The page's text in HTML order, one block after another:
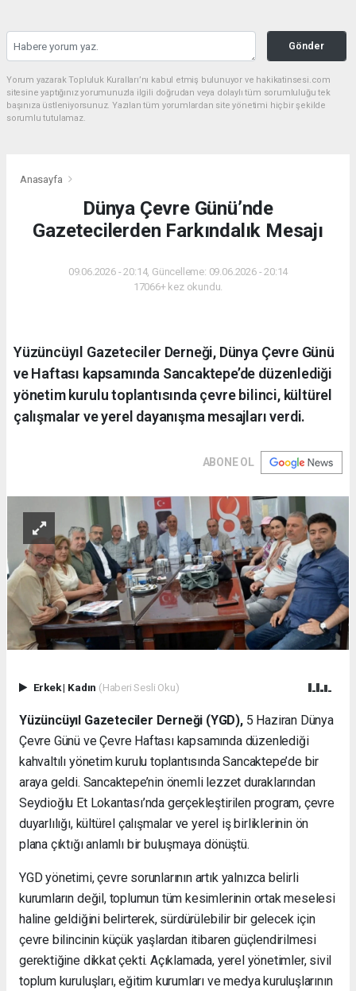
Gönder
Yorum yazarak Topluluk Kuralları’nı kabul etmiş bulunuyor ve hakikatinsesi.com
sitesine yaptığınız yorumunuzla ilgili doğrudan veya dolaylı tüm sorumluluğu tek
başınıza üstleniyorsunuz. Yazılan tüm yorumlardan site yönetimi hiçbir şekilde
sorumlu tutulamaz.
Anasayfa
Dünya Çevre Günü’nde
Gazetecilerden Farkındalık Mesajı
09.06.2026 - 20:14, Güncelleme: 09.06.2026 - 20:14
17066+ kez okundu.
Yüzüncüyıl Gazeteciler Derneği, Dünya Çevre Günü
ve Haftası kapsamında Sancaktepe’de düzenlediği
yönetim kurulu toplantısında çevre bilinci, kültürel
çalışmalar ve yerel dayanışma mesajları verdi.
ABONE OL
Erkek| Kadın (Haberi Sesli Oku)
Yüzüncüyıl Gazeteciler Derneği (YGD),5 Haziran Dünya
Çevre Günü ve Çevre Haftası kapsamında düzenlediği
kahvaltılı yönetim kurulu toplantısında Sancaktepe’de bir
araya geldi. Sancaktepe’nin önemli lezzet duraklarından
Seydioğlu Et Lokantası’nda gerçekleştirilen program, çevre
duyarlılığı, kültürel çalışmalar ve yerel iş birliklerinin ön
plana çıktığı anlamlı bir buluşmaya dönüştü.
YGD yönetimi, çevre sorunlarının artık yalnızca belirli
kurumların değil, toplumun tüm kesimlerinin ortak meselesi
haline geldiğini belirterek, sürdürülebilir bir gelecek için
çevre bilincinin küçük yaşlardan itibaren güçlendirilmesi
gerektiğine dikkat çekti. Açıklamada, yerel yönetimler, sivil
toplum kuruluşları, eğitim kurumları ve medya kuruluşlarının